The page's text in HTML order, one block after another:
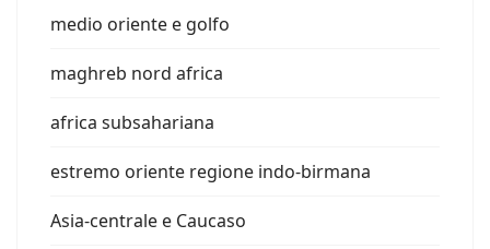
medio oriente e golfo
maghreb nord africa
africa subsahariana
estremo oriente regione indo-birmana
Asia-centrale e Caucaso